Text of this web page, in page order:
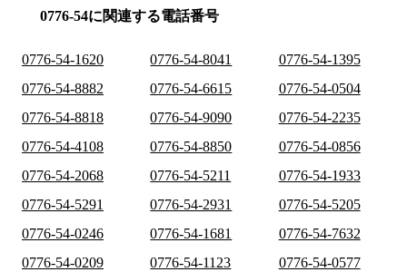
0776-54に関連する電話番号
0776-54-1620 0776-54-8041
0776-54-1395
0776-54-8882
0776-54-6615
0776-54-0504
0776-54-8818
0776-54-9090
0776-54-2235
0776-54-4108
0776-54-8850
0776-54-0856
0776-54-2068
0776-54-5211
0776-54-1933
0776-54-5291
0776-54-2931
0776-54-5205
0776-54-0246
0776-54-1681
0776-54-7632
0776-54-0209
0776-54-1123
0776-54-0577